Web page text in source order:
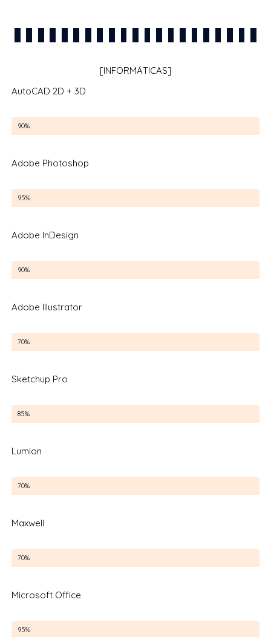
[INFORMÁTICAS]
AutoCAD 2D + 3D
AutoCAD 2D + 3D
90%
Adobe Photoshop
Adobe Photoshop
95%
Adobe InDesign
Adobe InDesign
90%
Adobe Illustrator
Adobe Illustrator
70%
Sketchup Pro
Sketchup Pro
85%
Lumion
Lumion
70%
Maxwell
Maxwell
70%
Microsoft Office
Microsoft Office
95%